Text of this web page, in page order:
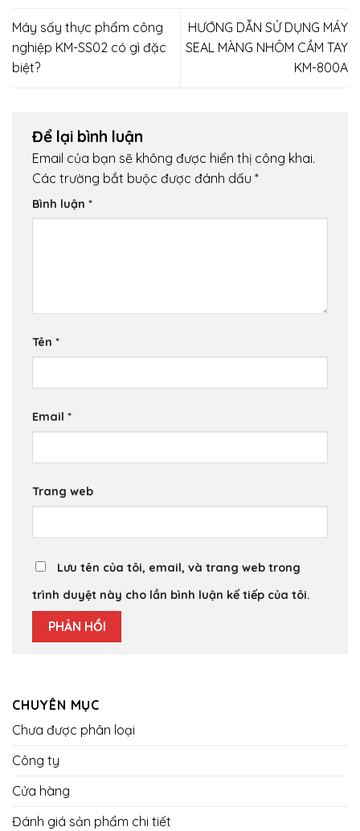
Máy sấy thực phẩm công
nghiệp KM-SS02 có gì đặc
biệt?
HƯỚNG DẪN SỬ DỤNG MÁY
SEAL MÀNG NHÔM CẦM TAY
KM-800A
Để lại bình luận
Email của bạn sẽ không được hiển thị công khai.
Các trường bắt buộc được đánh dấu *
Bình luận *
Tên *
Email *
Trang web
Lưu tên của tôi, email, và trang web trong
trình duyệt này cho lần bình luận kế tiếp của tôi.
CHUYÊN MỤC
Chưa được phân loại
Công ty
Cửa hàng
Đánh giá sản phẩm chi tiết